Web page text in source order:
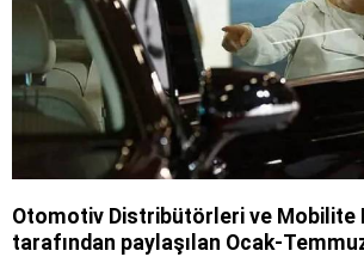
Otomotiv Distribütörleri ve Mobilite
tarafından paylaşılan Ocak-